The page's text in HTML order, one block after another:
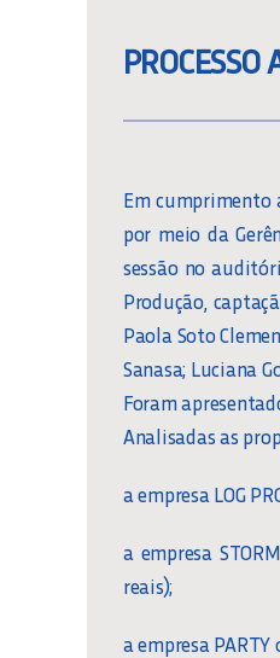
Em cumprimento
por meio da
sessão no
Produção,
Paola Soto
Sanasa; Luciana
Foram
Analisadas as
a empresa LOG
a empresa
reais);
a empresa